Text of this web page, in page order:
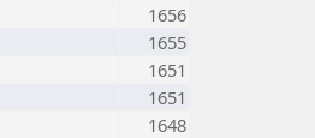
1656
1655
1651
1651
1648